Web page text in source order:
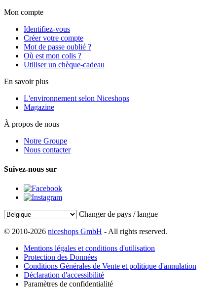
Mon compte
Identifiez-vous
Créer votre compte
Mot de passe oublié ?
Où est mon colis ?
Utiliser un chèque-cadeau
En savoir plus
L'environnement selon Niceshops
Magazine
À propos de nous
Notre Groupe
Nous contacter
Suivez-nous sur
Changer de pays / langue
© 2010-2026 niceshops GmbH - All rights reserved.
Mentions légales et conditions d'utilisation
Protection des Données
Conditions Générales de Vente et politique d'annulation
Déclaration d'accessibilité
Paramètres de confidentialité